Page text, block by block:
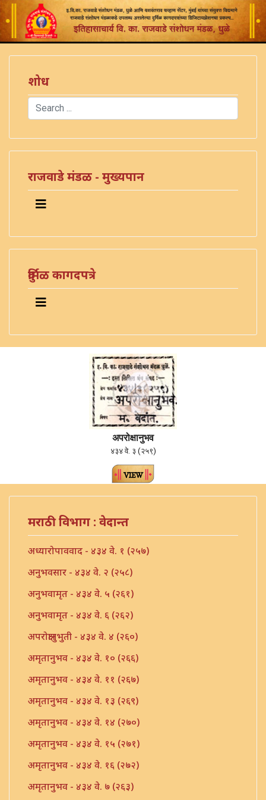
शोध
Search
राजवाडे मंडळ - मुख्यपान
दुर्मिळ कागदपत्रे
अपरोक्षानुभव
४३४ वे. ३ (२५९)
मराठी विभाग : वेदान्त
अध्यारोपाववाद - ४३४ वे. १ (२५७)
अनुभवसार - ४३४ वे. २ (२५८)
अनुभवामृत - ४३४ वे. ५ (२६१)
अनुभवामृत - ४३४ वे. ६ (२६२)
अपरोक्षानुभुती - ४३४ वे. ४ (२६०)
अमृतानुभव - ४३४ वे. १० (२६६)
अमृतानुभव - ४३४ वे. ११ (२६७)
अमृतानुभव - ४३४ वे. १३ (२६९)
अमृतानुभव - ४३४ वे. १४ (२७०)
अमृतानुभव - ४३४ वे. १५ (२७१)
अमृतानुभव - ४३४ वे. १६ (२७२)
अमृतानुभव - ४३४ वे. ७ (२६३)